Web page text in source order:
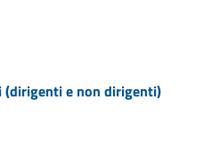
e non dirigenti)